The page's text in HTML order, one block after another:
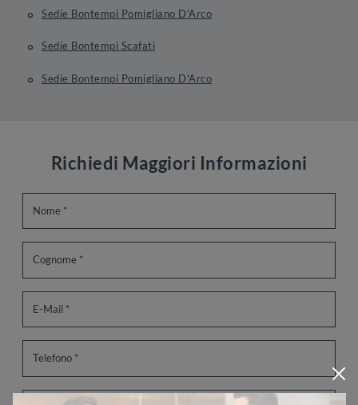
Sedie Bontempi Pomigliano D'Arco
Sedie Bontempi Scafati
Sedie Bontempi Pomigliano D'Arco
Richiedi Maggiori Informazioni